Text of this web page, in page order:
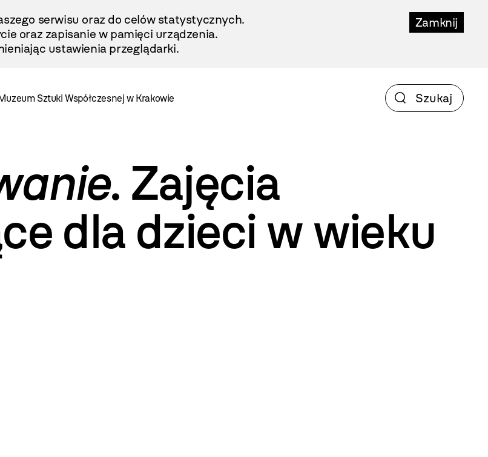
Zamknij
serwisu oraz do celów statystycznych.
oraz zapisanie w pamięci urządzenia.
ustawienia przeglądarki.
Sztuki Współczesnej w Krakowie
. Zajęcia
dla dzieci w wieku